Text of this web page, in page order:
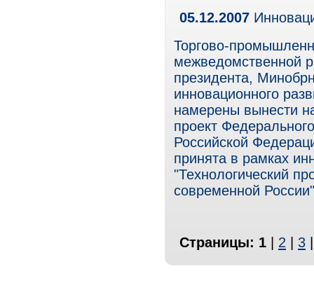
05.12.2007
Торгово-
межведомственной
президента,
инновационного
намерены вынести
проект
Российской
принята в рамках
"Технологический
современной
Страницы: 1 2 3